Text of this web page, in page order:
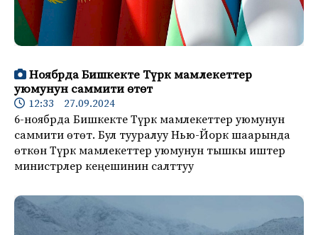
Ноябрда Бишкекте Түрк мамлекеттер
уюмунун саммити өтөт
12:33 27.09.2024
6-ноябрда Бишкекте Түрк мамлекеттер уюмунун
саммити өтөт. Бул тууралуу Нью-Йорк шаарында
өткөн Түрк мамлекеттер уюмунун тышкы иштер
министрлер кеңешинин салттуу